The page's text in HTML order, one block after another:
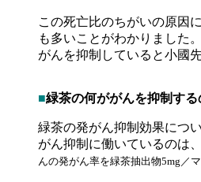
この死亡比のちがいの原因
も多いことがわかりました
がんを抑制していると小國
■緑茶の何ががんを抑制する
緑茶の発がん抑制効果につ
がん抑制に働いているのは
んの発がん率を緑茶抽出物5mg／